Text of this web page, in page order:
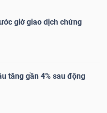
giờ giao dịch chứng
tăng gần 4% sau động